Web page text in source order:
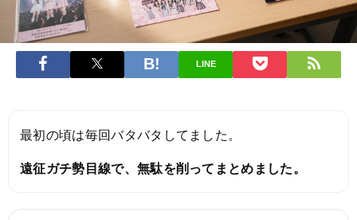
LINE
最初の頃は毎回バタバタしてました。
遠征ガチ勢目線で、無駄を削ってまとめました。